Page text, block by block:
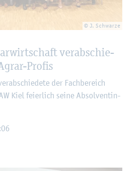
© J. Schwar­ze
ver­ab­schie­
Pro­fis
der Fach­be­reich
Kiel fei­er­lich seine Ab­sol­ven­tin­